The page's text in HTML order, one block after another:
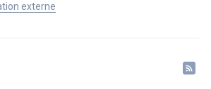
externe